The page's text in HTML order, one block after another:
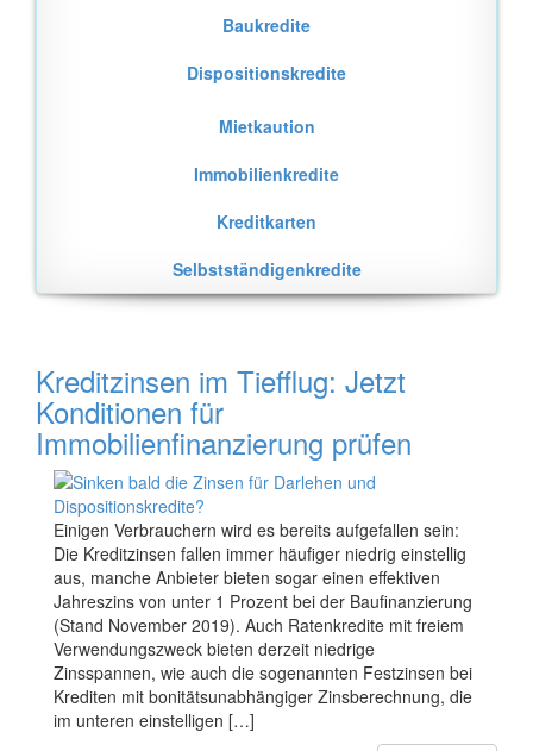
Baukredite
Dispositionskredite
Mietkaution
Immobilienkredite
Kreditkarten
Selbstständigenkredite
Kreditzinsen im Tiefflug: Jetzt
Konditionen für
Immobilienfinanzierung prüfen
Einigen Verbrauchern wird es bereits aufgefallen sein:
Die Kreditzinsen fallen immer häufiger niedrig einstellig
aus, manche Anbieter bieten sogar einen effektiven
Jahreszins von unter 1 Prozent bei der Baufinanzierung
(Stand November 2019). Auch Ratenkredite mit freiem
Verwendungszweck bieten derzeit niedrige
Zinsspannen, wie auch die sogenannten Festzinsen bei
Krediten mit bonitätsunabhängiger Zinsberechnung, die
im unteren einstelligen […]